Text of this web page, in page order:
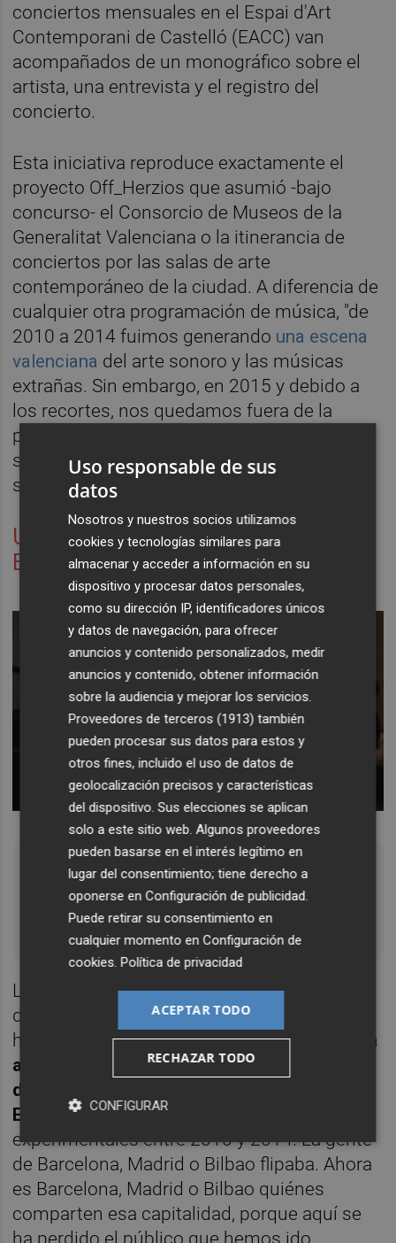
conciertos mensuales en el Espai d'Art
Contemporani de Castelló (EACC) van
acompañados de un monográfico sobre el
artista, una entrevista y el registro del
concierto.
Esta iniciativa reproduce exactamente el
proyecto Off_Herzios que asumió -bajo
concurso- el Consorcio de Museos de la
Generalitat Valenciana o la itinerancia de
conciertos por las salas de arte
contemporáneo de la ciudad. A diferencia de
cualquier otra programación de música, "de
2010 a 2014 fuimos generando una escena
valenciana del arte sonoro y las músicas
extrañas. Sin embargo, en 2015 y debido a
los recortes, nos quedamos fuera de la
programación del Consorcio pese a que nos
sosteníamos con un presupuesto
sumamente modesto".
Una nueva etapa en el EACC y
Ensems
ha expuesto su obra sonora en el Reina
Sofía de Madrid, CCCB, el MUAC méxico df
y un largo etcétera
La interrupción, afortunadamente, solo ha
durado un año, aunque sus consecuencias
han sido penosas:"lo increíble es que ahora
aquí y fuera nos llenábamos la boca
diciendo que Valencia era la capital en
España del arte sonoro
experimentales entre 2010 y 2014. La gente
de Barcelona, Madrid o Bilbao flipaba. Ahora
es Barcelona, Madrid o Bilbao quiénes
comparten esa capitalidad, porque aquí se
ha perdido el público que hemos ido
Uso responsable de sus
datos
Nosotros y nuestros socios utilizamos
cookies y tecnologías similares para
almacenar y acceder a información en su
dispositivo y procesar datos personales,
como su dirección IP, identificadores únicos
y datos de navegación, para ofrecer
anuncios y contenido personalizados, medir
anuncios y contenido, obtener información
sobre la audiencia y mejorar los servicios.
Proveedores de terceros (1913) también
pueden procesar sus datos para estos y
otros fines, incluido el uso de datos de
geolocalización precisos y características
del dispositivo. Sus elecciones se aplican
solo a este sitio web. Algunos proveedores
pueden basarse en el interés legítimo en
lugar del consentimiento; tiene derecho a
oponerse enConfiguración de publicidad
Puede retirar su consentimiento en
cualquier momento enConfiguración de
cookies .Política de privacidad
ACEPTAR TODO
RECHAZAR TODO
CONFIGURAR